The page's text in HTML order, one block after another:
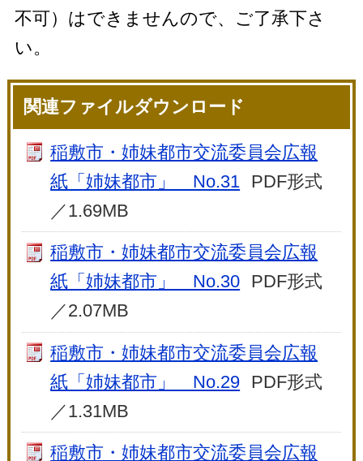
不可）はできませんので、ご了承下さ
い。
関連ファイルダウンロード
稲敷市・姉妹都市交流委員会広報
紙「姉妹都市」 No.31 PDF形式
／1.69MB
稲敷市・姉妹都市交流委員会広報
紙「姉妹都市」 No.30 PDF形式
／2.07MB
稲敷市・姉妹都市交流委員会広報
紙「姉妹都市」 No.29 PDF形式
／1.31MB
稲敷市・姉妹都市交流委員会広報